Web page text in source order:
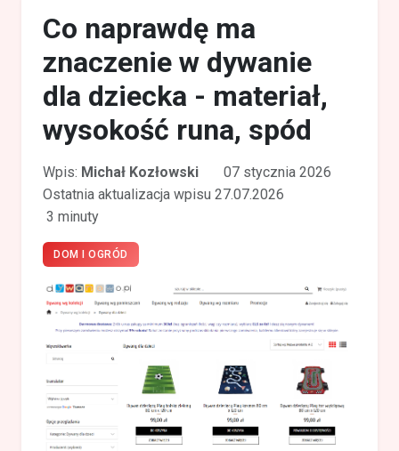
Co naprawdę ma
znaczenie w dywanie
dla dziecka - materiał,
wysokość runa, spód
Wpis: Michał Kozłowski
07 stycznia 2026
Ostatnia aktualizacja wpisu 27.07.2026
3 minuty
DOM I OGRÓD